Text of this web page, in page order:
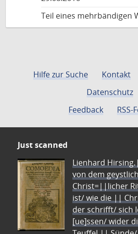
Teil eines mehrbändigen
Hilfe zur Suche Kontakt
Datenschutz
Feedback
RSS-
Just scanned
Lienhard
von dem
Christ=||licher
ist/ wie die ||
der schrifft/ sich
[ue]ssen/ wider